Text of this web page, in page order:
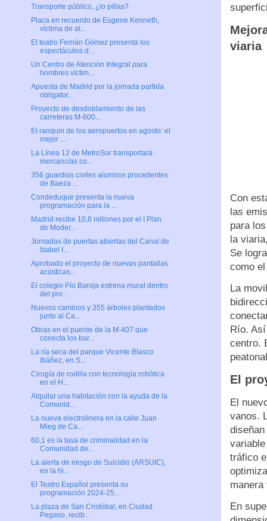
viaria
Con
las
para
la
Se
como
La
Río.
centro.
El
El
vanos.
tráfico
manera
En
Transporte público, ¿lo pillas?
Placa en recuerdo de Eugene Kenneth,
víctima de at...
El teatro Fernán Gómez presenta los
espectáculos d...
Un Centro de Atención Integral para
hombres víctim...
Apuesta de Madrid por la jornada partida
obligator...
Proyecto de desdoblamiento de las
carreteras M-600...
El ranquin de los aeropuertos en agosto: el
mejor ...
La Línea 12 de MetroSur transportará
mercancías co...
356 guardias civiles alumnos procedentes
de Baeza ...
Condeduque presenta la nueva
programación para la ...
Madrid recibe 10,8 millones por el I Plan
de Moder...
Jornadas de puertas abiertas del Canal de
Isabel I...
Aprobado el proyecto de nuevas pantallas
acústicas...
El colegio Pío Baroja estrena mural dentro
del pro...
Nuevos caminos y 355 árboles plantados
junto al Ca...
Obras en el puente de la M-407 que
conecta los bar...
La ría seca del parque Vicente Blasco
Ibáñez, en S...
Cirugía de rodilla con tecnología robótica
en el H...
Alquilar una habitación con la ayuda de la
Comunid...
La nueva electrolinera en la calle Juan
Mieg de Ca...
60,1 es la tasa de criminalidad en la
Comunidad de...
La alerta de riesgo de Suicidio (ARSUIC),
en la hi...
El Teatro Español presenta su
programación 2024-25...
La plaza de San Cristóbal, en Ciudad
Pegaso, recib...